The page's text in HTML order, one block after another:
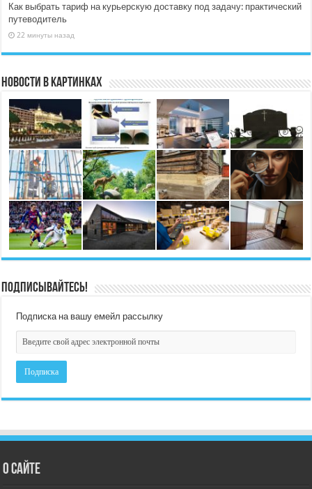
Как выбрать тариф на курьерскую доставку под задачу: практический
путеводитель
22 минуты назад
Новости в картинках
Подписывайтесь!
Подписка на вашу емейл рассылку
О сайте